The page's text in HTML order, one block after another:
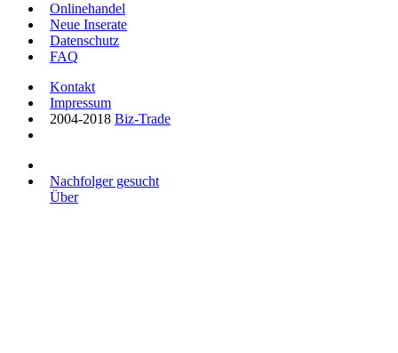
Onlinehandel
Neue Inserate
Datenschutz
FAQ
Kontakt
Impressum
2004-2018 Biz-Trade
Nachfolger gesucht
Über